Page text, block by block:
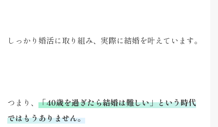
しっかり婚活に取り組み、実際に結婚を叶えています。
つまり、 「40歳を過ぎたら結婚は難しい」という時代
ではもうありません。